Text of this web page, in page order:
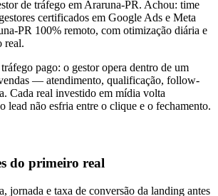
de tráfego em Araruna-PR. Achou: time
certificados em Google Ads e Meta
PR 100% remoto, com otimização diária e
real.
pago: o gestor opera dentro de um
— atendimento, qualificação, follow-
Cada real investido em mídia volta
lead não esfria entre o clique e o fechamento.
do primeiro real
jornada e taxa de conversão da landing antes